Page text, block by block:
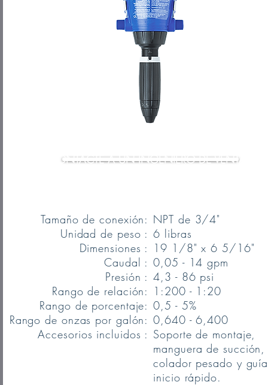
CONTACTE A UN INGENIERO DE VENTAS
Tamaño de conexión:
Unidad de peso :
Dimensiones :
Caudal :
Presión :
Rango de relación:
Rango de porcentaje:
Rango de onzas por galón:
Accesorios incluidos :
NPT de 3/4"
6 libras
19 1/8" x 6 5/16"
0,05 - 14 gpm
4,3 - 86 psi
1:200 - 1:20
0,5 - 5%
0,640 - 6,400
Soporte de montaje,
manguera de succión,
colador pesado y
inicio rápido.